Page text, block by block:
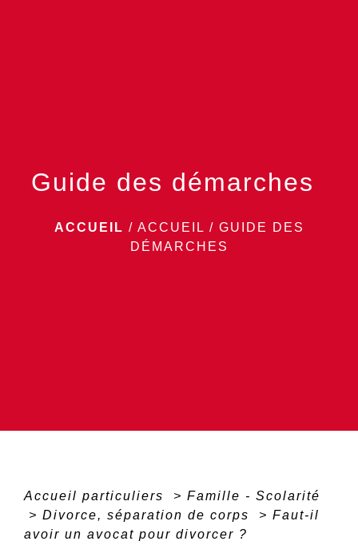
Guide des démarches
ACCUEIL / ACCUEIL / GUIDE DES
DÉMARCHES
Accueil particuliers > Famille - Scolarité
> Divorce, séparation de corps > Faut-il
avoir un avocat pour divorcer ?